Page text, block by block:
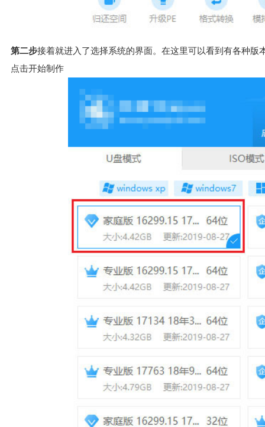
第二步接着就进入了选择系统的界面。在这里可以看到有各种
点击开始制作